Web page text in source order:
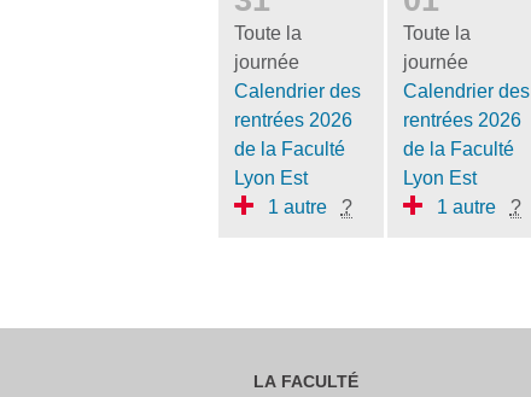
Toute la
journée
Calendrier des
rentrées 2026
de la Faculté
Lyon Est
1 autre
?
Toute la
journée
Calendrier des
rentrées 2026
de la Faculté
Lyon Est
1 autre
?
LA FACULTÉ